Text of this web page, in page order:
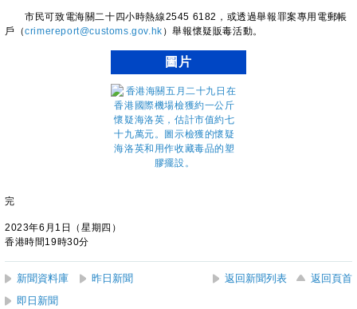
市民可致電海關二十四小時熱線2545 6182，或透過舉報罪案專用電郵帳
戶（crimereport@customs.gov.hk ）舉報懷疑販毒活動。
圖片
完
2023年6月1日（星期四）
香港時間19時30分
新聞資料庫 昨日新聞 返回新聞列表
返回頁首
即日新聞